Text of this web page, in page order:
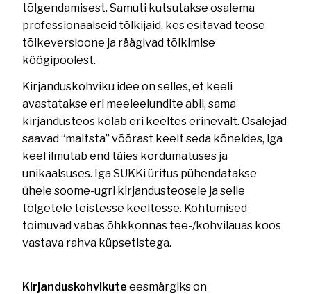
tõlgendamisest. Samuti kutsutakse osalema
professionaalseid tõlkijaid, kes esitavad teose
tõlkeversioone ja räägivad tõlkimise
köögipoolest.
Kirjanduskohviku idee on selles, et keeli
avastatakse eri meeleelundite abil, sama
kirjandusteos kõlab eri keeltes erinevalt. Osalejad
saavad “maitsta” võõrast keelt seda kõneldes, iga
keel ilmutab end täies kordumatuses ja
unikaalsuses. Iga SUKKi üritus pühendatakse
ühele soome-ugri kirjandusteosele ja selle
tõlgetele teistesse keeltesse. Kohtumised
toimuvad vabas õhkkonnas tee-/kohvilauas koos
vastava rahva küpsetistega.
Kirjanduskohvikute eesmärgiks on